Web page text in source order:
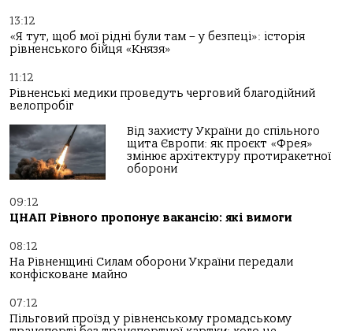
13:12
«Я тут, щоб мої рідні були там – у безпеці»: історія
рівненського бійця «Князя»
11:12
Рівненські медики проведуть черговий благодійний
велопробіг
Від захисту України до спільного
щита Європи: як проєкт «Фрея»
змінює архітектуру протиракетної
оборони
09:12
ЦНАП Рівного пропонує вакансію: які вимоги
08:12
На Рівненщині Силам оборони України передали
конфісковане майно
07:12
Пільговий проїзд у рівненському громадському